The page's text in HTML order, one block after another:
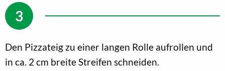
Den Pizzateig zu einer langen Rolle aufrollen und
in ca. 2 cm breite Streifen schneiden.